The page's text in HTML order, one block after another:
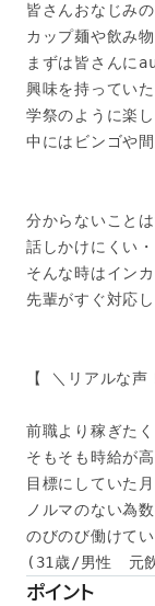
皆さんおなじみ
カップ麺や飲み
まずは皆さんに
興味を持ってい
学祭のように楽
中にはビンゴや
分からないこと
話しかけにくい・
そんな時はイン
先輩がすぐ対応
【 ＼リアルな声
前職より稼ぎた
そもそも時給が
目標にしていた
ノルマのない為
のびのび働けてい
(31歳/男性　元
ポイント